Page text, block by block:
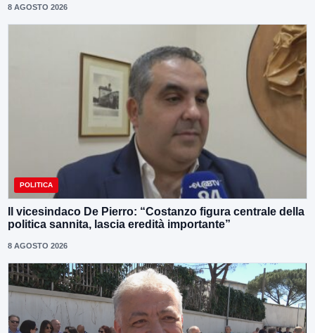
8 AGOSTO 2026
POLITICA
Il vicesindaco De Pierro: “Costanzo figura centrale della
politica sannita, lascia eredità importante”
8 AGOSTO 2026